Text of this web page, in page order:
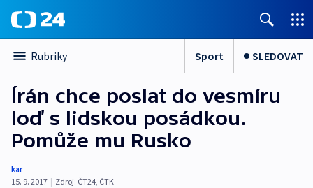
Rubriky Sport SLEDOVAT
Írán chce poslat do vesmíru
loď s lidskou posádkou.
Pomůže mu Rusko
kar
15. 9. 2017 | Zdroj: ČT24, ČTK